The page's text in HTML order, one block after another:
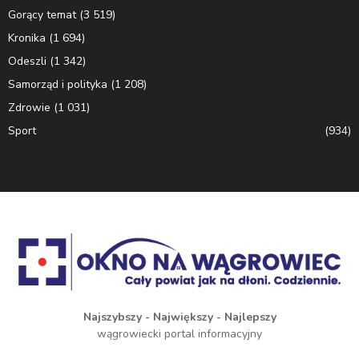
Gorący temat(3 519)
Kronika (1 694)
Odeszli (1 342)
Samorząd i polityka (1 208)
Zdrowie (1 031)
Sport
(934)
Najszybszy - Największy - Najlepszy
wągrowiecki portal informacyjny